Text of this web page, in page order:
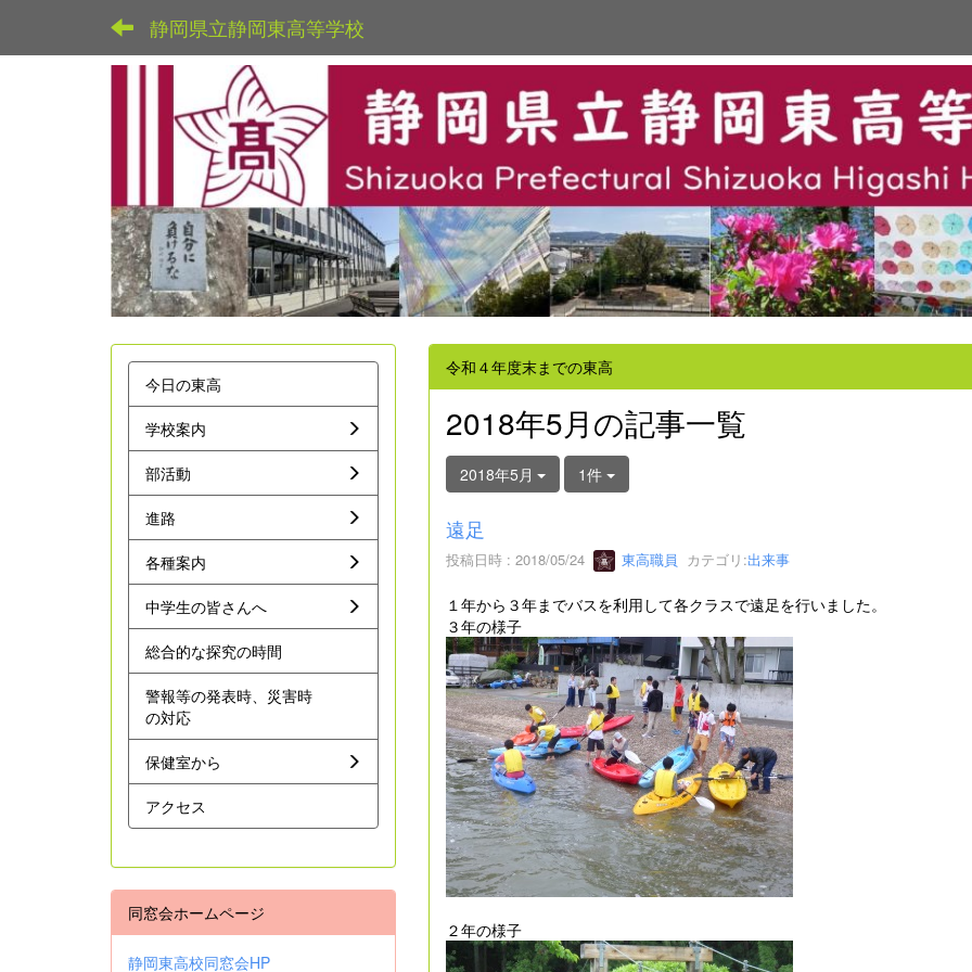
静岡県立静岡東高等学校
令和４年度末までの東高
2018年5月の記事一覧
2018年5月 1件
遠足
投稿日時 : 2018/05/24 東高職員 カテゴリ:出来事
１年から３年までバスを利用して各クラスで遠足を行いました。
３年の様子
２年の様子
今日の東高
学校案内
部活動
進路
各種案内
中学生の皆さんへ
総合的な探究の時間
警報等の発表時、災害時
の対応
保健室から
アクセス
同窓会ホームページ
静岡東高校同窓会HP